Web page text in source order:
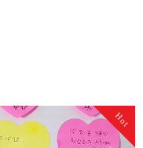
Hot